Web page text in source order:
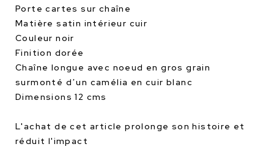
Porte cartes sur chaîne
Matière satin intérieur cuir
Couleur noir
Finition dorée
Chaîne longue avec noeud en gros grain
surmonté d’un camélia en cuir blanc
Dimensions 12 cms
L'achat de cet article prolonge son histoire et
réduit l'impact